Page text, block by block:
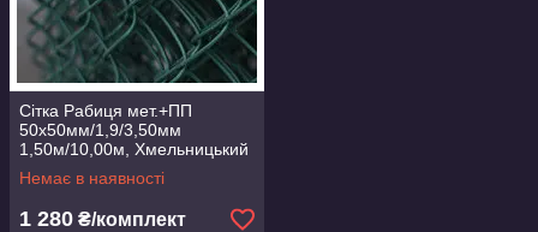
Сітка Рабиця мет.+ПП
50х50мм/1,9/3,50мм
1,50м/10,00м, Хмельницький
Немає в наявності
1 280 ₴/комплект